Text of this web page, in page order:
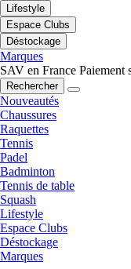
Lifestyle
Espace Clubs
Déstockage
Marques
SAV en France Paiement
Rechercher
Nouveautés
Chaussures
Raquettes
Tennis
Padel
Badminton
Tennis de table
Squash
Lifestyle
Espace Clubs
Déstockage
Marques